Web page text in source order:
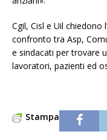
Cgil, Cisl e Uil
confronto tra Asp,
e sindacati per trovare
lavoratori, pazienti ed
Stampa